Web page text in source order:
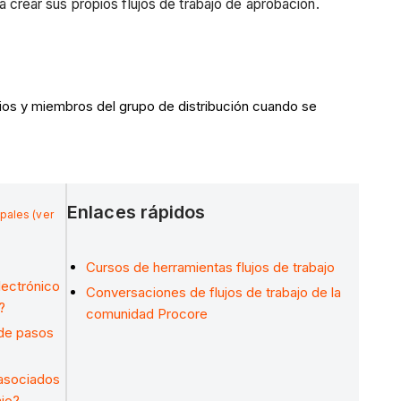
crear sus propios flujos de trabajo de aprobación.
y miembros del grupo de distribución cuando se
(ver
pasos
Enlaces rápidos
Cursos de herramientas flujos de trabajo
Conversaciones de flujos de trabajo de la
comunidad Procore